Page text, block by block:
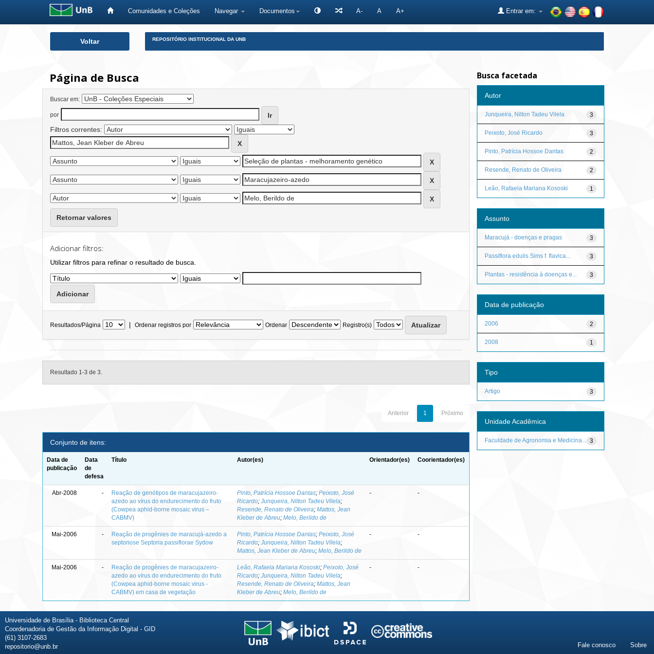
Comunidades e Coleções Navegar Documentos A- A A+ Entrar em:
Voltar REPOSITÓRIO INSTITUCIONAL DA UNB
Página de Busca
Buscar em:
por
Filtros correntes:
Retornar valores
Adicionar filtros:
Utilizar filtros para refinar o resultado de busca.
Resultados/Página | Ordenar registros por Ordenar Registro(s)
Resultado 1-3 de 3.
Anterior 1 Próximo
Conjunto de itens:
Data de
publicação
Data
de
defesa
Título Autor(es) Orientador(es) Coorientador(es)
Abr-2008 -
Reação de genótipos de maracujazeiro-
azedo ao vírus do endurecimento do fruto
(Cowpea aphid-borne mosaic virus –
CABMV)
Pinto, Patrícia Hossoe Dantas;Peixoto, José
Ricardo;Junqueira, Nilton Tadeu Vilela;
Resende, Renato de Oliveira;Mattos, Jean
Kleber de Abreu;Melo, Berildo de
- -
Mai-2006 -
Reação de progênies de maracujá-azedo a
septoriose Septoria passiflorae Sydow
Pinto, Patrícia Hossoe Dantas;Peixoto, José
Ricardo;Junqueira, Nilton Tadeu Vilela;
Mattos, Jean Kleber de Abreu;Melo, Berildo de
- -
Mai-2006 -
Reação de progênies de maracujazeiro-
azedo ao vírus do endurecimento do fruto
(Cowpea aphid-borne mosaic virus -
CABMV) em casa de vegetação
Leão, Rafaela Mariana Kososki;Peixoto, José
Ricardo;Junqueira, Nilton Tadeu Vilela;
Resende, Renato de Oliveira;Mattos, Jean
Kleber de Abreu;Melo, Berildo de
- -
Busca facetada
Autor
3
Junqueira, Nilton Tadeu Vilela
3
Peixoto, José Ricardo
2
Pinto, Patrícia Hossoe Dantas
2
Resende, Renato de Oliveira
1
Leão, Rafaela Mariana Kososki
Assunto
3
Maracujá - doenças e pragas
3
Passiflora edulis Sims f. flavica...
3
Plantas - resistência à doenças e...
Data de publicação
2
2006
1
2008
Tipo
3
Artigo
Unidade Acadêmica
3
Faculdade de Agronomia e Medicina...
Universidade de Brasília - Biblioteca Central
Coordenadoria de Gestão da Informação Digital - GID
(61) 3107-2683
repositorio@unb.br
Fale conosco Sobre